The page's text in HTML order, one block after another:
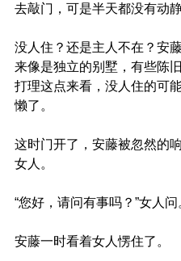
去敲门，可是半天都没有动静
没人住？还是主人不在？安
来像是独立的别墅，有些陈
打理这点来看，没人住的可
懒了。
这时门开了，安藤被忽然的
女人。
“您好，请问有事吗？”女人问
安藤一时看着女人愣住了。